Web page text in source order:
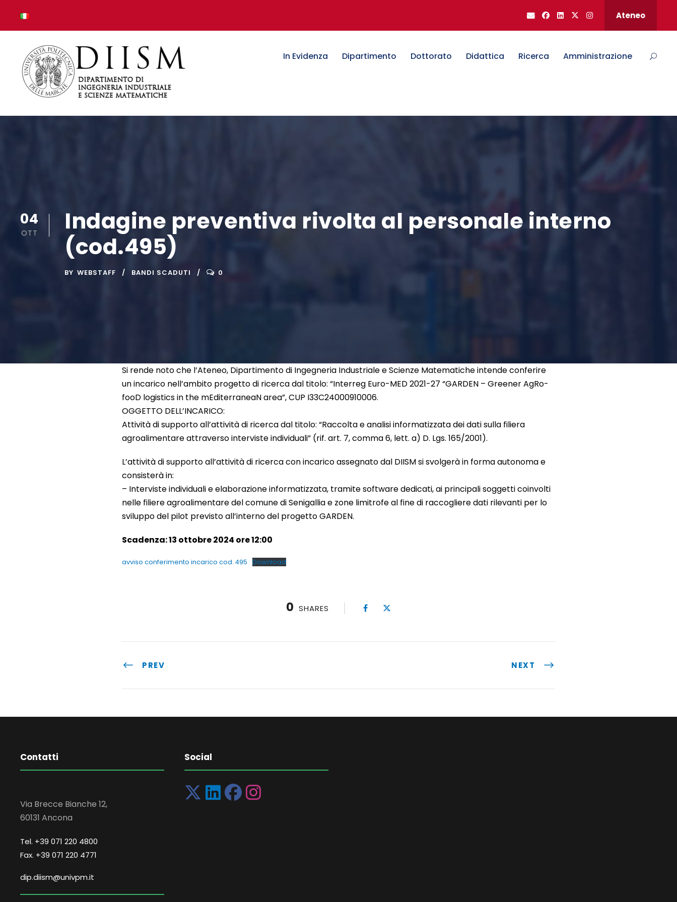
Ateneo
In Evidenza Dipartimento Dottorato Didattica Ricerca Amministrazione
04
OTT
Indagine preventiva rivolta al personale interno
(cod.495)
BY WEBSTAFF BANDI SCADUTI 0
Si rende noto che l’Ateneo, Dipartimento di Ingegneria Industriale e Scienze Matematiche intende conferire
un incarico nell’ambito progetto di ricerca dal titolo: “Interreg Euro-MED 2021-27 “GARDEN – Greener AgRo-
fooD logistics in the mEditerraneaN area”, CUP I33C24000910006.
OGGETTO DELL’INCARICO:
Attività di supporto all’attività di ricerca dal titolo: “Raccolta e analisi informatizzata dei dati sulla filiera
agroalimentare attraverso interviste individuali” (rif. art. 7, comma 6, lett. a) D. Lgs. 165/2001).
L’attività di supporto all’attività di ricerca con incarico assegnato dal DIISM si svolgerà in forma autonoma e
consisterà in:
– Interviste individuali e elaborazione informatizzata, tramite software dedicati, ai principali soggetti coinvolti
nelle filiere agroalimentare del comune di Senigallia e zone limitrofe al fine di raccogliere dati rilevanti per lo
sviluppo del pilot previsto all’interno del progetto GARDEN.
Scadenza: 13 ottobre 2024 ore 12:00
avviso conferimento incarico cod. 495 Download
0 SHARES
PREV NEXT
Contatti
Via Brecce Bianche 12,
60131 Ancona
Tel. +39 071 220 4800
Fax. +39 071 220 4771
dip.diism@univpm.it
Social